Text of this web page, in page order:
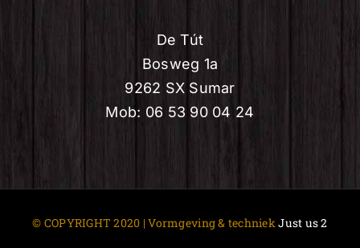
De Tút
Bosweg 1a
9262 SX Sumar
Mob: 06 53 90 04 24
© COPYRIGHT 2020 | Vormgeving & techniekJust us 2